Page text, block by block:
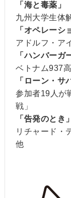
「海と毒薬」
九州大学生体
「オペレーシ
アドルフ・ア
「ハンバーガ
ベトナム937
「ローン・サ
参加者19人が
戦」
「告発のとき」
リチャード・
他